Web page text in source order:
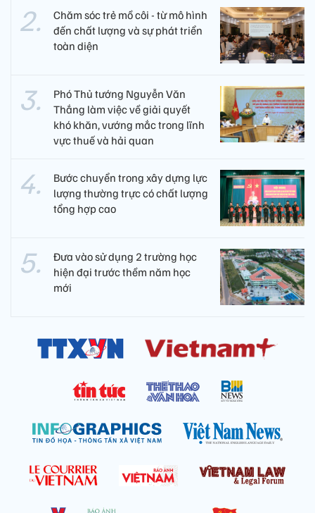
Chăm sóc trẻ mồ côi - từ mô hình
đến chất lượng và sự phát triển
toàn diện
Phó Thủ tướng Nguyễn Văn
Thắng làm việc về giải quyết
khó khăn, vướng mắc trong lĩnh
vực thuế và hải quan
Bước chuyển trong xây dựng lực
lượng thường trực có chất lượng
tổng hợp cao
Đưa vào sử dụng 2 trường học
hiện đại trước thềm năm học
mới